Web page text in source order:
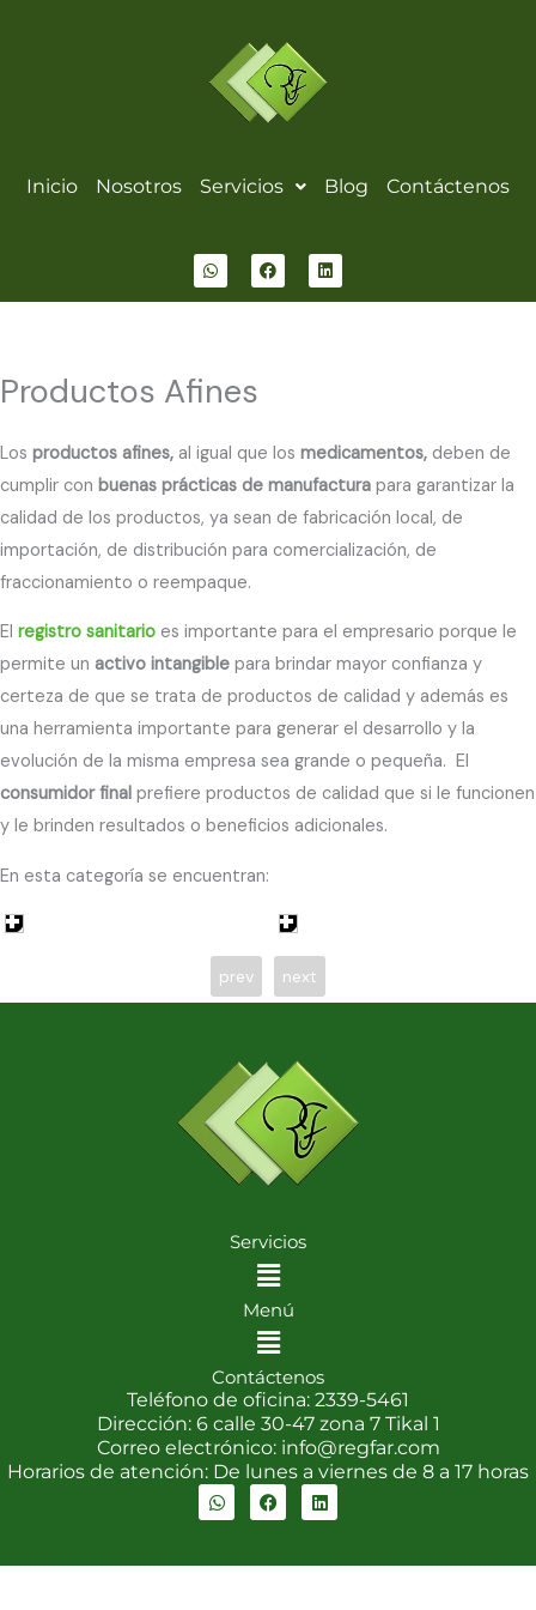
Inicio Nosotros Servicios Blog Contáctenos
h
a
t
s
a
c
e
b
i
n
k
e
Productos Afines
Los productos afines, al igual que los medicamentos, deben de
cumplir con buenas prácticas de manufactura para garantizar la
calidad de los productos, ya sean de fabricación local, de
importación, de distribución para comercialización, de
fraccionamiento o reempaque.
El registro sanitario es importante para el empresario porque le
permite un activo intangible para brindar mayor confianza y
certeza de que se trata de productos de calidad y además es
una herramienta importante para generar el desarrollo y la
evolución de la misma empresa sea grande o pequeña. El
consumidor final prefiere productos de calidad que si le funcionen
y le brinden resultados o beneficios adicionales.
En esta categoría se encuentran:
prev next
Servicios
Menu
Menú
Menu
Contáctenos
Teléfono de oficina: 2339-5461
Dirección: 6 calle 30-47 zona 7 Tikal 1
Correo electrónico: info@regfar.com
Horarios de atención: De lunes a viernes de 8 a 17 horas
W
h
a
s
F
a
c
b
L
i
n
e